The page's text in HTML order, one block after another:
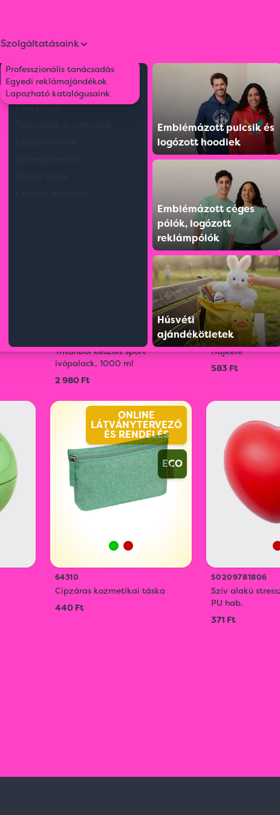
Környezetbarát tollak
Műanyag tollak
Fém tollak
Emblémázott pulcsik és
logózott hoodiek
Emblémázott céges
pólók, logózott
reklámpólók
Húsvéti
ajándékötletek
Szolgáltatásaink
Professzionális tanácsadás
Egyedi reklámajándékok
Lapozható katalógusaink
Tritánból készült sport
ivópalack, 1000 ml
2 980 Ft
S0209721066
Hajkefe
583 Ft
ONLINE
LÁTVÁNYTERVEZŐ
ÉS RENDELÉS
ECO
64310
Cipzáras kozmetikai táska
440 Ft
S0209781806
Szív alakú
PU hab.
371 Ft